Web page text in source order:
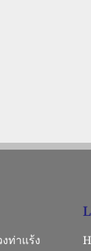
ท่าแร้ง